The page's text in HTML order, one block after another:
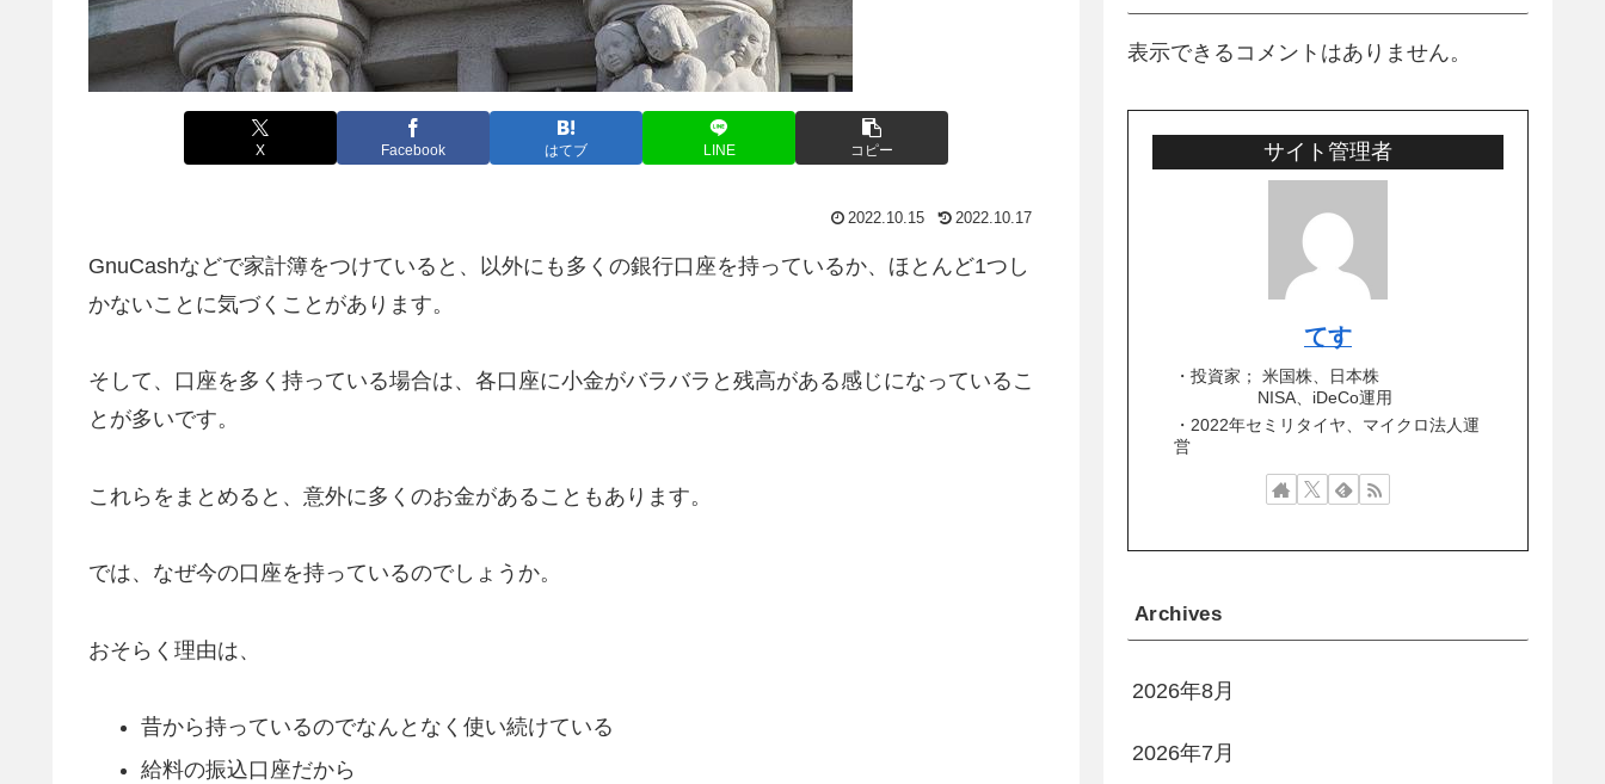
X Facebook はてブ LINE コピー
2022.10.15 2022.10.17
GnuCashなどで家計簿をつけていると、以外にも多くの銀行口座を持っているか、ほとんど1つし
かないことに気づくことがあります。
そして、口座を多く持っている場合は、各口座に小金がバラバラと残高がある感じになっているこ
とが多いです。
これらをまとめると、意外に多くのお金があることもあります。
では、なぜ今の口座を持っているのでしょうか。
おそらく理由は、
昔から持っているのでなんとなく使い続けている
給料の振込口座だから
表示できるコメントはありません。
サイト管理者
てす
・投資家； 米国株、日本株
NISA、iDeCo運用
・2022年セミリタイヤ、マイクロ法人運
営
Archives
2026年8月
2026年7月